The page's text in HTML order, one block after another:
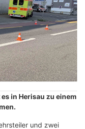
in Herisau zu einem
und zwei